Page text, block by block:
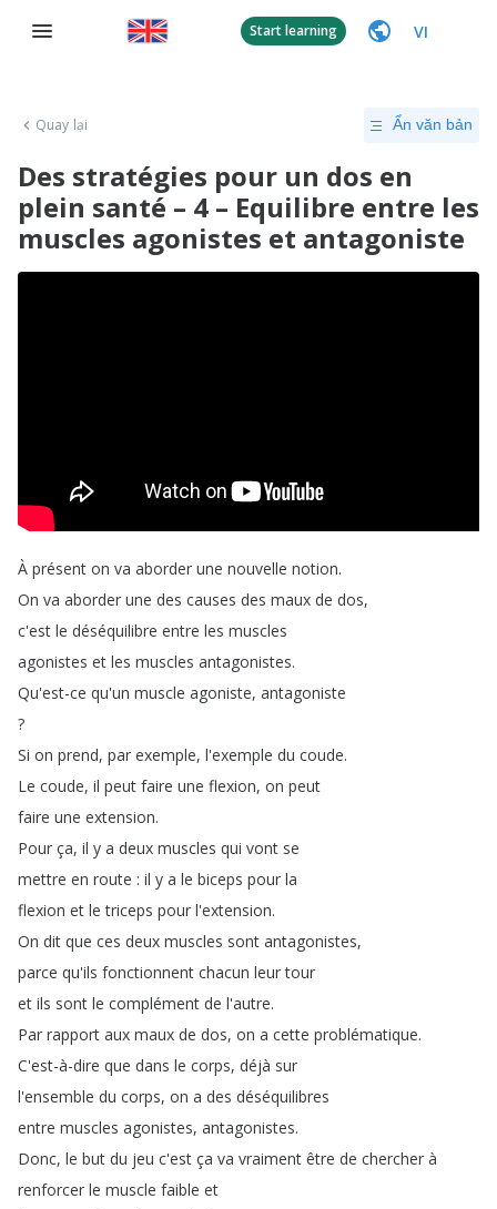
Start learning VI
Quay lại Ẩn văn bản
Des stratégies pour un dos en
plein santé – 4 – Equilibre entre les
muscles agonistes et antagoniste
À présent on va aborder une nouvelle notion.
On va aborder une des causes des maux de dos,
c'est le déséquilibre entre les muscles
agonistes et les muscles antagonistes.
Qu'est-ce qu'un muscle agoniste, antagoniste
?
Si on prend, par exemple, l'exemple du coude.
Le coude, il peut faire une flexion, on peut
faire une extension.
Pour ça, il y a deux muscles qui vont se
mettre en route : il y a le biceps pour la
flexion et le triceps pour l'extension.
On dit que ces deux muscles sont antagonistes,
parce qu'ils fonctionnent chacun leur tour
et ils sont le complément de l'autre.
Par rapport aux maux de dos, on a cette problématique.
C'est-à-dire que dans le corps, déjà sur
l'ensemble du corps, on a des déséquilibres
entre muscles agonistes, antagonistes.
Donc, le but du jeu c'est ça va vraiment être de chercher à
renforcer le muscle faible et